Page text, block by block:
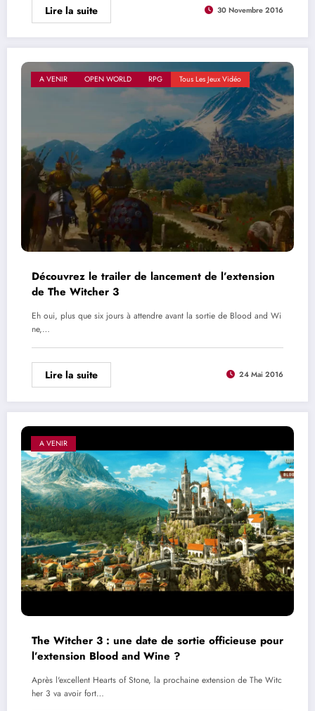
Lire la suite 30 Novembre 2016
A VENIR OPEN WORLD RPG Tous Les Jeux Vidéo
Découvrez le trailer de lancement de l’extension
de The Witcher 3
Eh oui, plus que six jours à attendre avant la sortie de Blood and Wi
ne,…
Lire la suite 24 Mai 2016
A VENIR
The Witcher 3 : une date de sortie officieuse pour
l’extension Blood and Wine ?
Après l'excellent Hearts of Stone, la prochaine extension de The Witc
her 3 va avoir fort…